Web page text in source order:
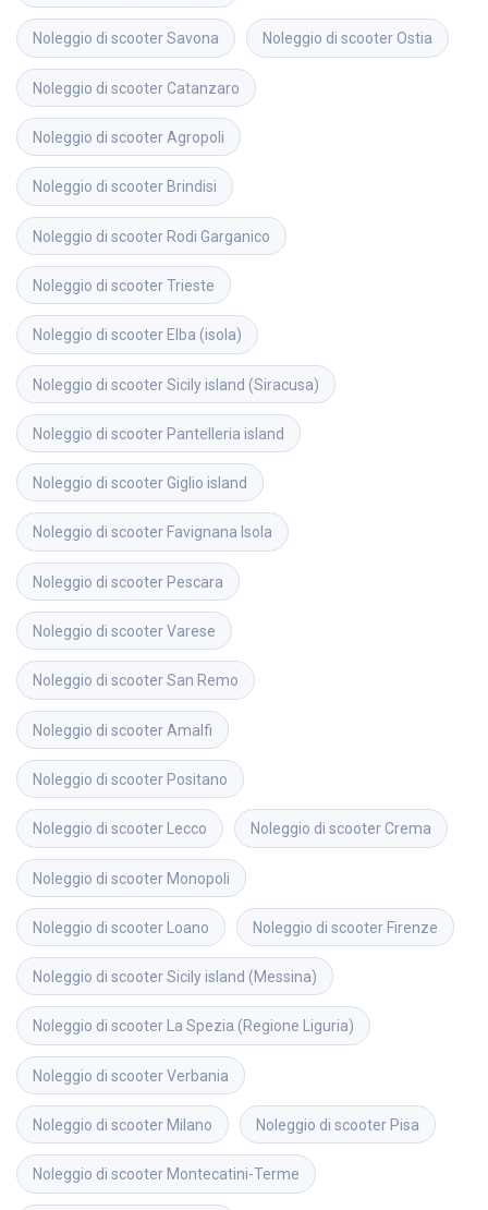
Noleggio di scooterSavona Noleggio di scooterOstia
Noleggio di scooterCatanzaro
Noleggio di scooter Agropoli
Noleggio di scooter Brindisi
Noleggio di scooter Rodi Garganico
Noleggio di scooterTrieste
Noleggio di scooter Elba (isola)
Noleggio di scooterSicily island (Siracusa)
Noleggio di scooter Pantelleria island
Noleggio di scooterGiglio island
Noleggio di scooter Favignana Isola
Noleggio di scooter Pescara
Noleggio di scooterVarese
Noleggio di scooterSan Remo
Noleggio di scooter Amalfi
Noleggio di scooter Positano
Noleggio di scooter Lecco Noleggio di scooterCrema
Noleggio di scooterMonopoli
Noleggio di scooter Loano Noleggio di scooter Firenze
Noleggio di scooterSicily island (Messina)
Noleggio di scooter La Spezia (Regione Liguria)
Noleggio di scooterVerbania
Noleggio di scooter Milano Noleggio di scooter Pisa
Noleggio di scooter Montecatini-Terme